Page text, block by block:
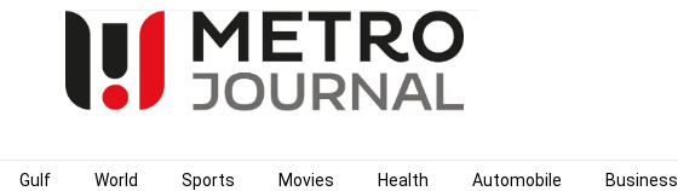
Gulf World Sports Movies Health Automobile Business